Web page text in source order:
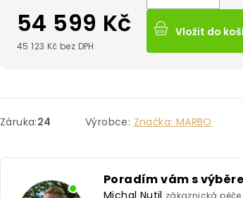
54 599 Kč
45 123 Kč bez DPH
Vložit do
Záruka:24 Výrobce: Značka: MARBO
Poradím vám s
Michal Nutil zákaznická péče